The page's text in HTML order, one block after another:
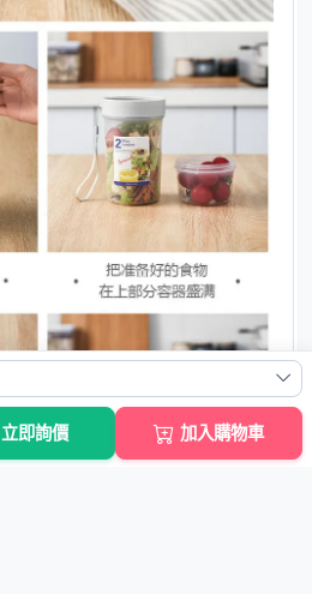
立即詢價 加入購物車